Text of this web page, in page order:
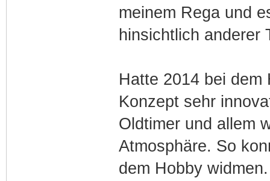
meinem Rega und
hinsichtlich
Hatte 2014 bei dem
Konzept sehr
Oldtimer und allem
Atmosphäre. So
dem Hobby